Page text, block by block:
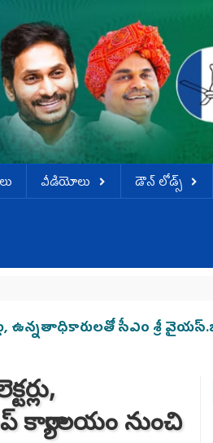
వీడియోలు డౌన్ లోడ్స్
ఉన్నతాధికారులతో సీఎం శ్రీ
కార్యాలయం నుంచి